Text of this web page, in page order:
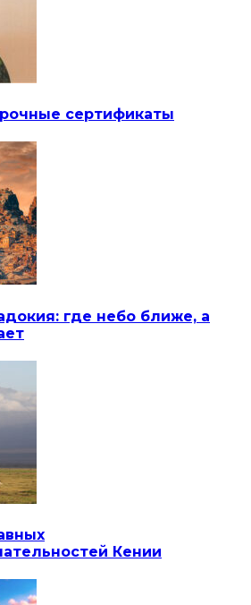
сертификаты
где небо ближе, а
Кении